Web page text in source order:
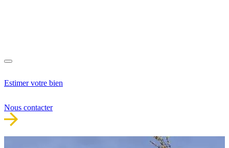
Estimer votre bien
Nous contacter